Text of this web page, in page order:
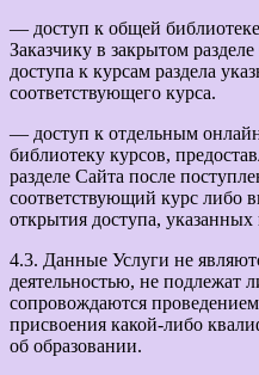
— доступ к общей библиотеке
Заказчику в закрытом
доступа к курсам раздела
соответствующего курса.
— доступ к отдельным
библиотеку курсов,
разделе Сайта после
соответствующий курс либо
открытия доступа,
4.3. Данные Услуги не
деятельностью, не подлежат
сопровождаются
присвоения какой-либо
об образовании.